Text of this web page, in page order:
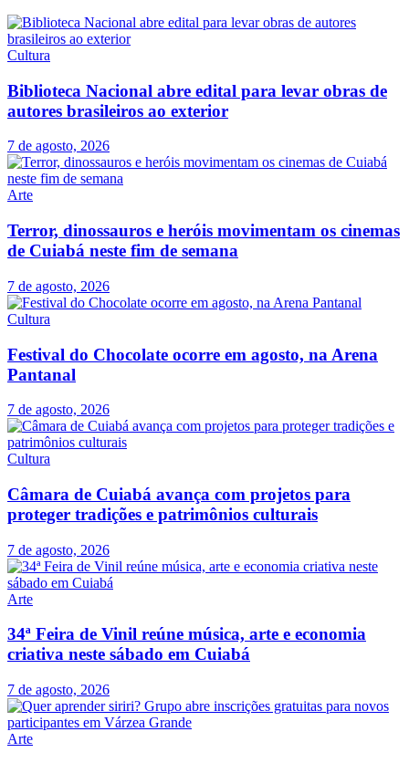
Cultura
Biblioteca Nacional abre edital para levar obras de
autores brasileiros ao exterior
7 de agosto, 2026
Arte
Terror, dinossauros e heróis movimentam os cinemas
de Cuiabá neste fim de semana
7 de agosto, 2026
Cultura
Festival do Chocolate ocorre em agosto, na Arena
Pantanal
7 de agosto, 2026
Cultura
Câmara de Cuiabá avança com projetos para
proteger tradições e patrimônios culturais
7 de agosto, 2026
Arte
34ª Feira de Vinil reúne música, arte e economia
criativa neste sábado em Cuiabá
7 de agosto, 2026
Arte